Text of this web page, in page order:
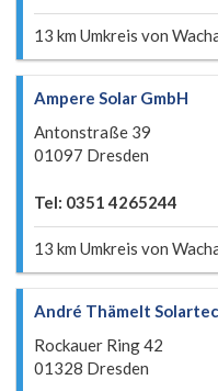
13 km Umkreis von
Ampere Solar GmbH
Antonstraße 39
01097 Dresden
Tel: 0351 4265244
13 km Umkreis von
André Thämelt
Rockauer Ring 42
01328 Dresden